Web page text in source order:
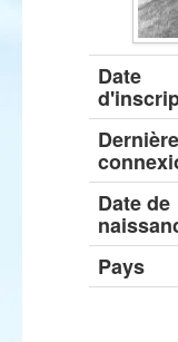
Date
Dernière
Date de
Pays